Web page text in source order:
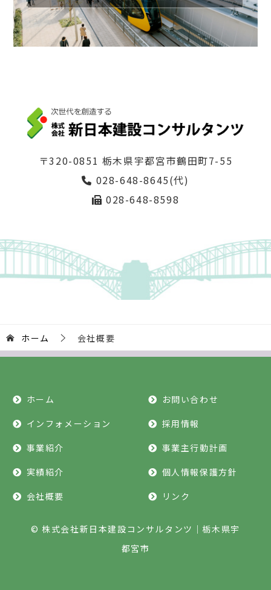
〒320-0851 栃木県宇都宮市鶴田町7-55
028-648-8645(代)
028-648-8598
ホーム 会社概要
ホーム
インフォメーション
事業紹介
実績紹介
会社概要
お問い合わせ
採用情報
事業主行動計画
個人情報保護方針
リンク
© 株式会社新日本建設コンサルタンツ｜栃木県宇
都宮市